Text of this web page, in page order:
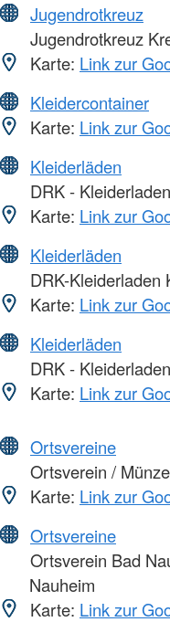
Jugendrotkreuz
Jugendrotkreuz
Karte: Link zur
Kleidercontainer
Karte: Link zur
Kleiderläden
DRK -
Karte: Link zur
Kleiderläden
DRK-Kleiderladen
Karte: Link zur
Kleiderläden
DRK -
Karte: Link zur
Ortsvereine
Ortsverein /
Karte: Link zur
Ortsvereine
Ortsverein Bad
Nauheim
Karte: Link zur